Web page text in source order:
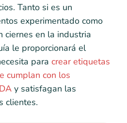
Tanto si es un
experimentado como
ciernes en la industria
le proporcionará el
para crear etiquetas
cumplan con los
y satisfagan las
clientes.